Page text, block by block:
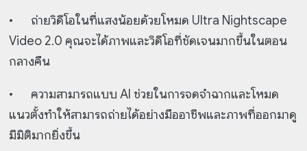
•
ถ่ายวิดีโอในที่แสงน้อยด้วยโหมด Ultra Nightscape
Video 2.0 คุณจะได้ภาพและวิดีโอที่ชัดเจนมากขึ้นในตอน
กลางคืน
•
ความสามารถแบบ AI ช่วยในการจดจำฉากและโหมด
แนวตั้งทำให้สามารถถ่ายได้อย่างมืออาชีพและภาพที่ออกมาดู
มีมิติมากยิ่งขึ้น